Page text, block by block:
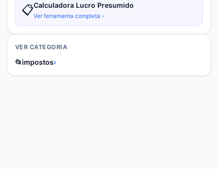
📋Calculadora Lucro Presumido
Ver ferramenta completa ›
VER CATEGORIA
📂impostos›